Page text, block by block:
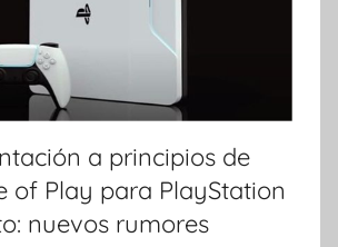
a principios de
of Play para PlayStation
nuevos rumores